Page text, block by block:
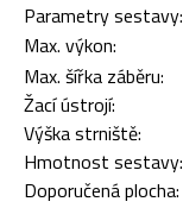
Parametry sestavy:
Max. výkon:
Max. šířka záběru:
Žací ústrojí:
Výška strniště:
Hmotnost sestavy:
Doporučená plocha: